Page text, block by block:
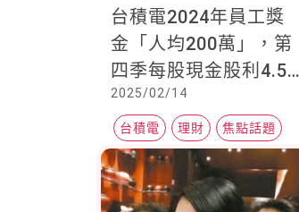
台積電2024年員工獎
金「人均200萬」，第
四季每股現金股利4.50
元
2025/02/14
台積電 理財 焦點話題